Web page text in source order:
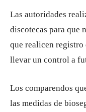
Las autoridades
discotecas para que
que realicen registro
llevar un control a
Los comparendos
las medidas de